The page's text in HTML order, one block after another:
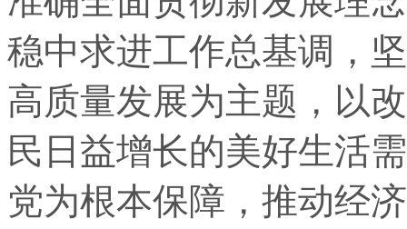
稳中求进工作总基调，
高质量发展为主题，以
民日益增长的美好生活
党为根本保障，推动经